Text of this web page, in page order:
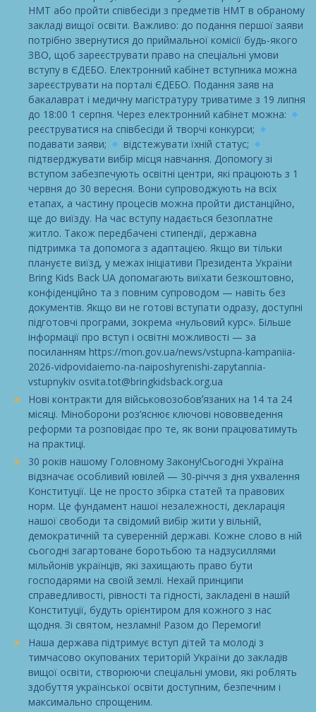
НМТ або пройти співбесіди з предметів НМТ в обраному
закладі вищої освіти. Важливо: до подання першої заяви
потрібно звернутися до приймальної комісії будь-якого
ЗВО, щоб зареєструвати право на спеціальні умови
вступу в ЄДЕБО. Електронний кабінет вступника можна
зареєструвати на порталі ЄДЕБО. Подання заяв на
бакалаврат і медичну магістратуру триватиме з 19 липня
до 18:00 1 серпня. Через електронний кабінет можна:
реєструватися на співбесіди й творчі конкурси;
подавати заяви;
відстежувати їхній статус;
підтверджувати вибір місця навчання. Допомогу зі
вступом забезпечують освітні центри, які працюють з 1
червня до 30 вересня. Вони супроводжують на всіх
етапах, а частину процесів можна пройти дистанційно,
ще до виїзду. На час вступу надається безоплатне
житло. Також передбачені стипендії, державна
підтримка та допомога з адаптацією. Якщо ви тільки
плануєте виїзд, у межах ініціативи Президента України
Bring Kids Back UA допомагають виїхати безкоштовно,
конфіденційно та з повним супроводом — навіть без
документів. Якщо ви не готові вступати одразу, доступні
підготовчі програми, зокрема «нульовий курс». Більше
інформації про вступ і освітні можливості — за
посиланням https://mon.gov.ua/news/vstupna-kampaniia-
2026-vidpovidaiemo-na-naiposhyrenishi-zapytannia-
vstupnykiv osvita.tot@bringkidsback.org.ua
Нові контракти для військовозобовʼязаних на 14 та 24
місяці. Міноборони роз’яснює ключові нововведення
реформи та розповідає про те, як вони працюватимуть
на практиці.
30 років нашому Головному Закону!Сьогодні Україна
відзначає особливий ювілей — 30-річчя з дня ухвалення
Конституції. Це не просто збірка статей та правових
норм. Це фундамент нашої незалежності, декларація
нашої свободи та свідомий вибір жити у вільній,
демократичній та суверенній державі. Кожне слово в ній
сьогодні загартоване боротьбою та надзусиллями
мільйонів українців, які захищають право бути
господарями на своїй землі. Нехай принципи
справедливості, рівності та гідності, закладені в нашій
Конституції, будуть орієнтиром для кожного з нас
щодня. Зі святом, незламні! Разом до Перемоги!
Наша держава підтримує вступ дітей та молоді з
тимчасово окупованих територій України до закладів
вищої освіти, створюючи спеціальні умови, які роблять
здобуття української освіти доступним, безпечним і
максимально спрощеним.